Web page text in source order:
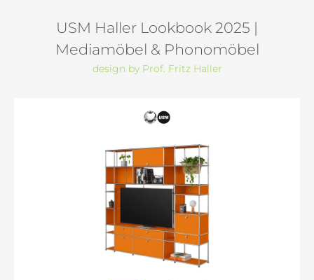
USM Haller Lookbook 2025 |
Mediamöbel & Phonomöbel
design by Prof. Fritz Haller